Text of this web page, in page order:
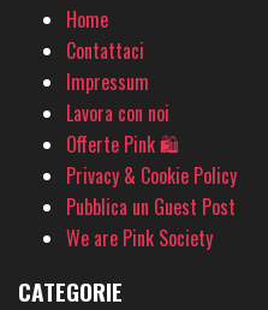
Home
Contattaci
Impressum
Lavora con noi
Offerte Pink 🛍
Privacy & Cookie Policy
Pubblica un Guest Post
We are Pink Society
CATEGORIE